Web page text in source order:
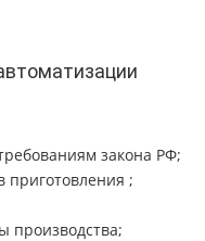
закона РФ;
приготовления ;
производства;